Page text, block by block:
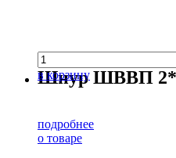
в корзину
Шнур ШВВП
подробнее
о товаре